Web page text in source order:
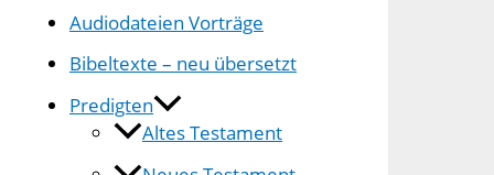
Audiodateien Vorträge
Bibeltexte – neu übersetzt
Predigten
Altes Testament